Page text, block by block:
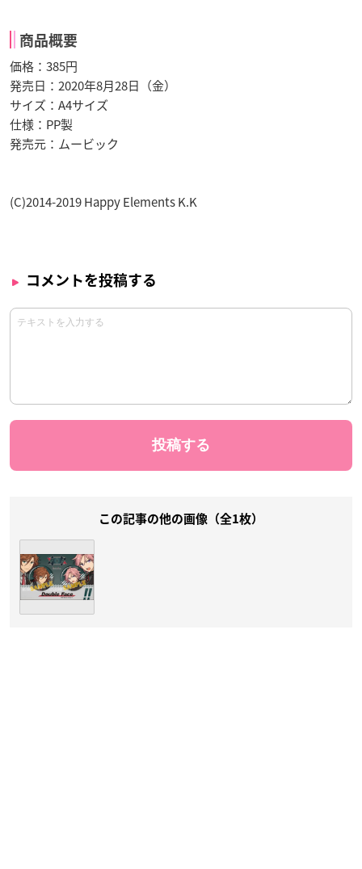
商品概要
価格：385円
発売日：2020年8月28日（金）
サイズ：A4サイズ
仕様：PP製
発売元：ムービック
(C)2014-2019 Happy Elements K.K
コメントを投稿する
この記事の他の画像（全1枚）